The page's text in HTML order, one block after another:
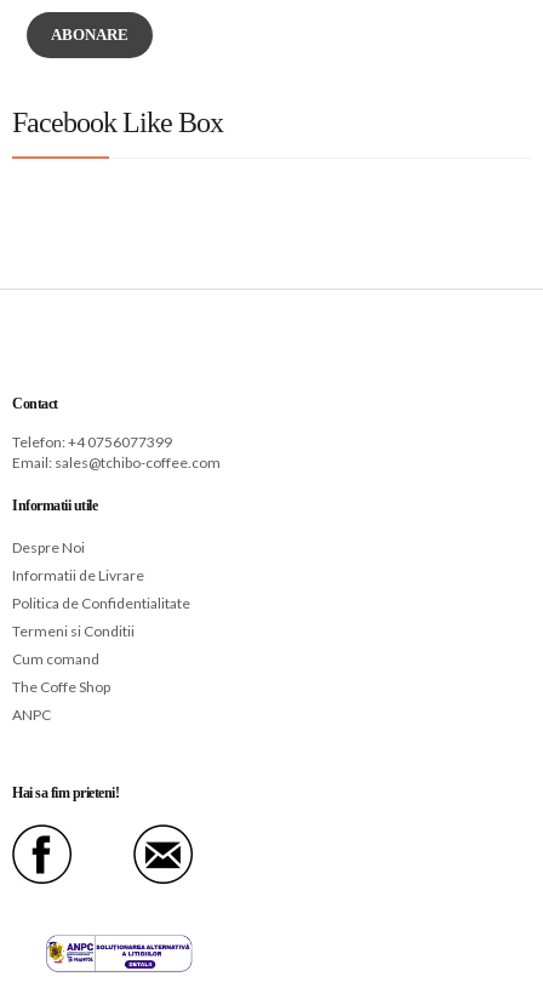
ABONARE
Facebook Like Box
Contact
Telefon: +4 0756077399
Email: sales@tchibo-coffee.com
Informatii utile
Despre Noi
Informatii de Livrare
Politica de Confidentialitate
Termeni si Conditii
Cum comand
The Coffe Shop
ANPC
Hai sa fim prieteni!